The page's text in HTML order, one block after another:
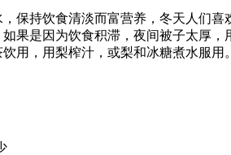
保持饮食清淡而富营养，冬天人们
果是因为饮食积滞，夜间被子太厚，
用，用梨榨汁，或梨和冰糖煮水服用。